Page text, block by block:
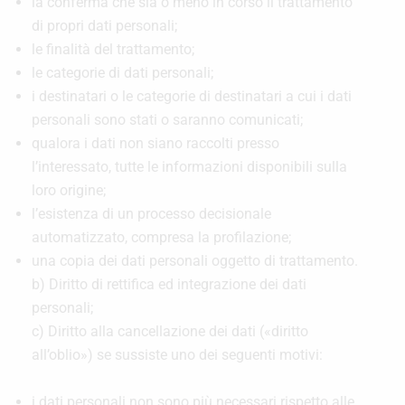
di propri dati personali;
le finalità del trattamento;
le categorie di dati personali;
i destinatari o le categorie di destinatari a cui i dati
personali sono stati o saranno comunicati;
qualora i dati non siano raccolti presso
l’interessato, tutte le informazioni disponibili sulla
loro origine;
l’esistenza di un processo decisionale
automatizzato, compresa la profilazione;
una copia dei dati personali oggetto di trattamento.
b) Diritto di rettifica ed integrazione dei dati
personali;
c) Diritto alla cancellazione dei dati («diritto
all’oblio») se sussiste uno dei seguenti motivi:
i dati personali non sono più necessari rispetto alle